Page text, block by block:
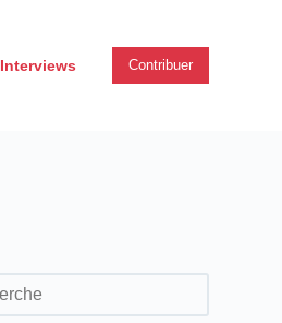
Interviews Contribuer